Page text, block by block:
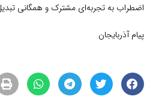
اضطراب به تجربه‌ای مشترک و همگانی
پیام آذربایجان